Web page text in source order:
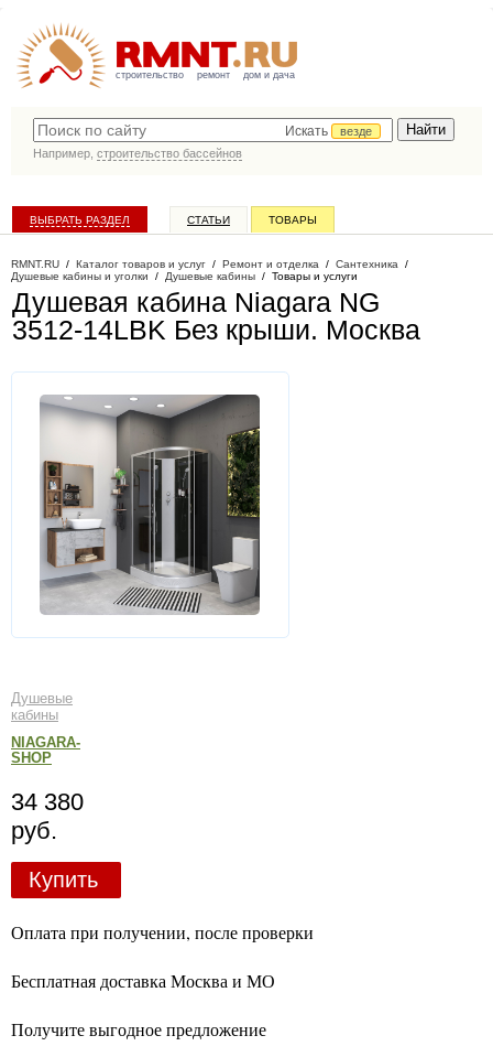
строительство ремонт дом и дача
Искать
везде
Например, строительство бассейнов
ВЫБРАТЬ РАЗДЕЛ СТАТЬИ ТОВАРЫ
RMNT.RU / Каталог товаров и услуг / Ремонт и отделка / Сантехника /
Душевые кабины и уголки / Душевые кабины / Товары и услуги
Душевая кабина Niagara NG
3512-14LBK Без крыши. Москва
Душевые
кабины
NIAGARA-
SHOP
34 380
руб.
Купить
Оплата при получении, после проверки
Бесплатная доставка Москва и МО
Получите выгодное предложение